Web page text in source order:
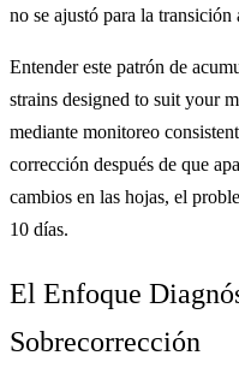
no se ajustó para la transición
Entender este patrón de
strains designed to suit your
mediante monitoreo
corrección después de que
cambios en las hojas, el
10 días.
El Enfoque
Sobrecorrección